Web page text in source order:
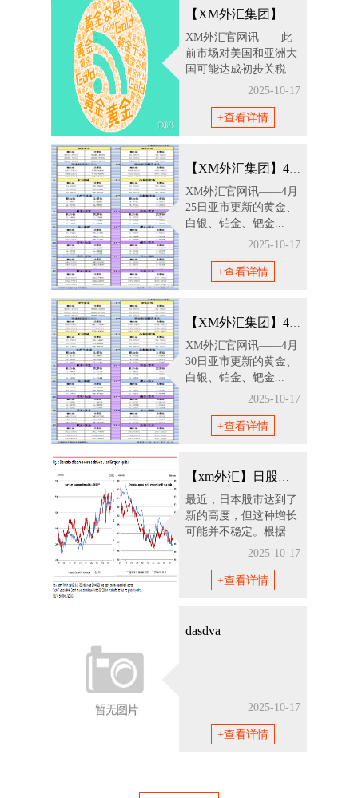
【XM外汇集团】全球贸易不确定性叠加美联
XM外汇官网讯——此
前市场对美国和亚洲大
国可能达成初步关税
2025-10-17
+查看详情
【XM外汇集团】4月25日亚市更新支撑阻
XM外汇官网讯——4月
25日亚市更新的黄金、
白银、铂金、钯金...
2025-10-17
+查看详情
【XM外汇集团】4月30日亚市更新支撑阻
XM外汇官网讯——4月
30日亚市更新的黄金、
白银、铂金、钯金...
2025-10-17
+查看详情
【xm外汇】日股新高背后：汇率与利率预期
最近，日本股市达到了
新的高度，但这种增长
可能并不稳定。根据
2025-10-17
+查看详情
dasdva
2025-10-17
+查看详情